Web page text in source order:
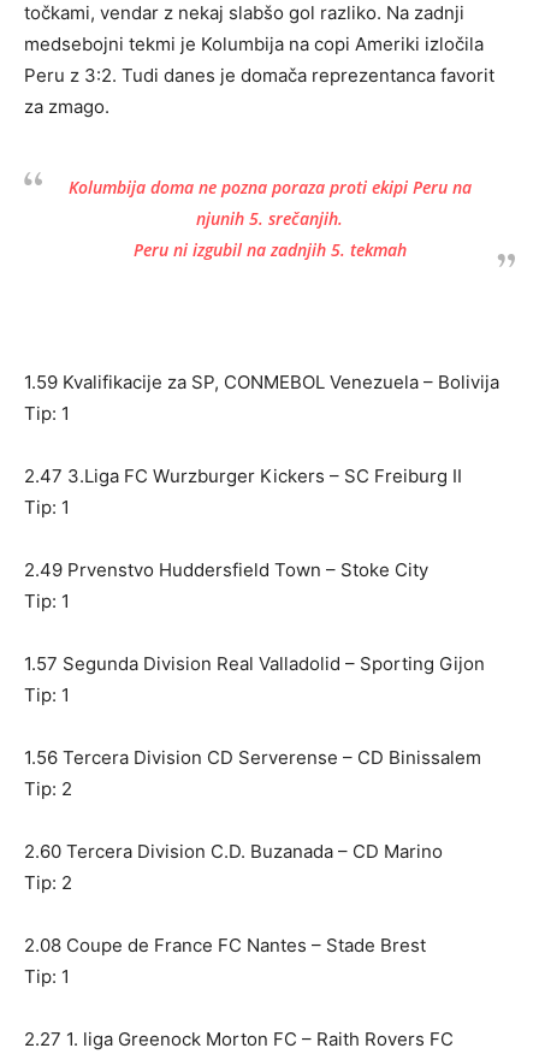
točkami, vendar z nekaj slabšo gol razliko. Na zadnji
medsebojni tekmi je Kolumbija na copi Ameriki izločila
Peru z 3:2. Tudi danes je domača reprezentanca favorit
za zmago.
Kolumbija doma ne pozna poraza proti ekipi Peru na
njunih 5. srečanjih.
Peru ni izgubil na zadnjih 5. tekmah
1.59 Kvalifikacije za SP, CONMEBOL Venezuela – Bolivija
Tip: 1
2.47 3.Liga FC Wurzburger Kickers – SC Freiburg II
Tip: 1
2.49 Prvenstvo Huddersfield Town – Stoke City
Tip: 1
1.57 Segunda Division Real Valladolid – Sporting Gijon
Tip: 1
1.56 Tercera Division CD Serverense – CD Binissalem
Tip: 2
2.60 Tercera Division C.D. Buzanada – CD Marino
Tip: 2
2.08 Coupe de France FC Nantes – Stade Brest
Tip: 1
2.27 1. liga Greenock Morton FC – Raith Rovers FC